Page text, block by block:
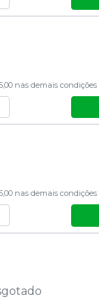
nas demais condições
nas demais condições